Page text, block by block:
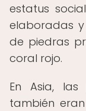
estatus
elaboradas
de piedras
coral rojo.
En Asia,
también